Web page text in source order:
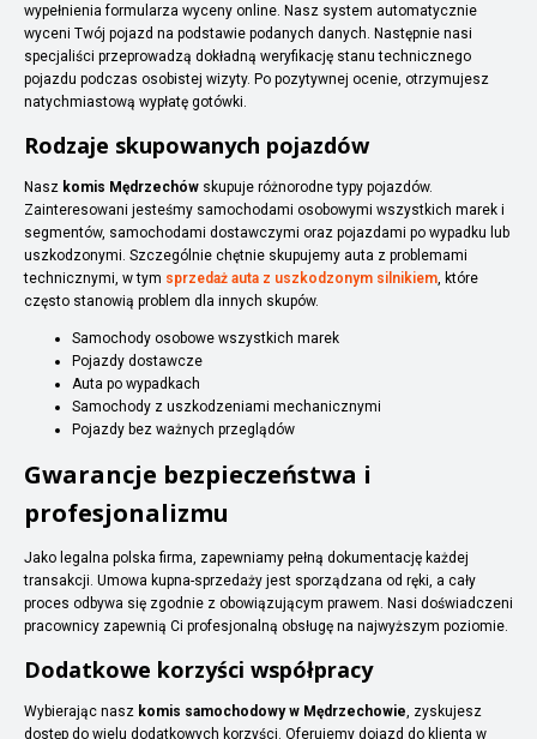
wypełnienia formularza wyceny online. Nasz system automatycznie
wyceni Twój pojazd na podstawie podanych danych. Następnie nasi
specjaliści przeprowadzą dokładną weryfikację stanu technicznego
pojazdu podczas osobistej wizyty. Po pozytywnej ocenie, otrzymujesz
natychmiastową wypłatę gotówki.
Rodzaje skupowanych pojazdów
Nasz komis Mędrzechów skupuje różnorodne typy pojazdów.
Zainteresowani jesteśmy samochodami osobowymi wszystkich marek i
segmentów, samochodami dostawczymi oraz pojazdami po wypadku lub
uszkodzonymi. Szczególnie chętnie skupujemy auta z problemami
technicznymi, w tym sprzedaż auta z uszkodzonym silnikiem, które
często stanowią problem dla innych skupów.
Samochody osobowe wszystkich marek
Pojazdy dostawcze
Auta po wypadkach
Samochody z uszkodzeniami mechanicznymi
Pojazdy bez ważnych przeglądów
Gwarancje bezpieczeństwa i
profesjonalizmu
Jako legalna polska firma, zapewniamy pełną dokumentację każdej
transakcji. Umowa kupna-sprzedaży jest sporządzana od ręki, a cały
proces odbywa się zgodnie z obowiązującym prawem. Nasi doświadczeni
pracownicy zapewnią Ci profesjonalną obsługę na najwyższym poziomie.
Dodatkowe korzyści współpracy
Wybierając nasz komis samochodowy w Mędrzechowie, zyskujesz
dostęp do wielu dodatkowych korzyści. Oferujemy dojazd do klienta w